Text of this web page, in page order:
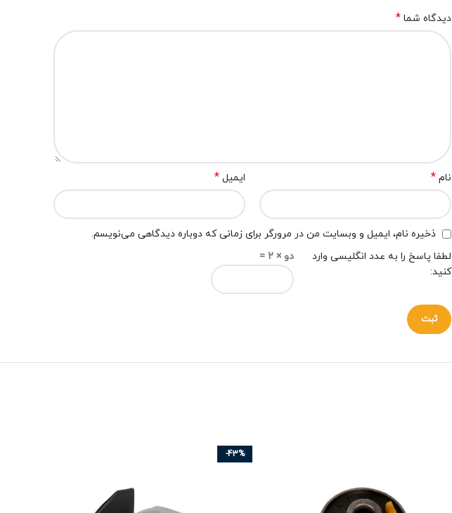
دیدگاه شما *
نام * ایمیل *
ذخیره نام، ایمیل و وبسایت من در مرورگر برای زمانی که دوباره دیدگاهی می‌نویسم.
لطفا پاسخ را به عدد انگلیسی وارد
کنید:
دو × 2 =
-43%